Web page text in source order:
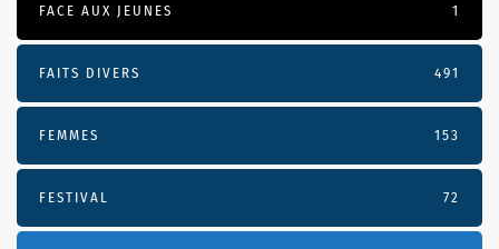
FACE AUX JEUNES 1
FAITS DIVERS 491
FEMMES 153
FESTIVAL 72